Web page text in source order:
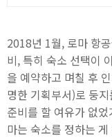
2018년 1월, 로마 항
비, 특히 숙소 선택이
을 예약하고 며칠 후
명한 기획부서)로 둥
준비를 할 여유가 없
마는 숙소를 정하는